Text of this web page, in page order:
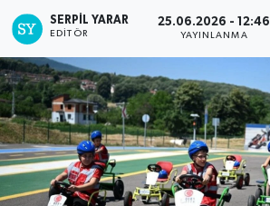
SERPİL YARAR
EDITÖR
25.06.2026 - 12:46
YAYINLANMA